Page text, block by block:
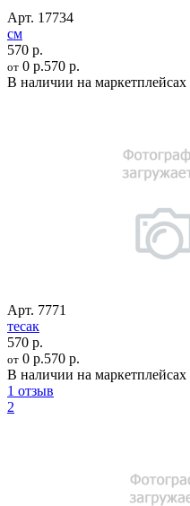
Арт. 17734
см
570 р.
от 0 р.570 р.
В наличии на маркетплейсах
Арт. 7771
тесак
570 р.
от 0 р.570 р.
В наличии на маркетплейсах
1 отзыв
2